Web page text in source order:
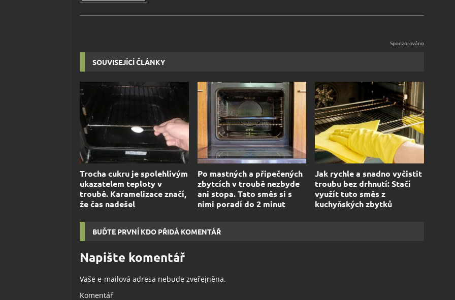
SOUVISEJÍCÍ ČLÁNKY
Trocha cukru je spolehlivým
ukazatelem teploty v
troubě. Karamelizace značí,
že čas nadešel
Po mastných a připečených
zbytcích v troubě nezbyde
ani stopa. Tato směs si s
nimi poradí do 2 minut
Jak rychle a snadno vyčistit
troubu bez drhnutí: Stačí
využít tuto směs z
kuchyňských zbytků
BUĎTE PRVNÍ KDO PŘIDÁ KOMENTÁŘ
Napište komentář
Vaše e-mailová adresa nebude zveřejněna.
Komentář